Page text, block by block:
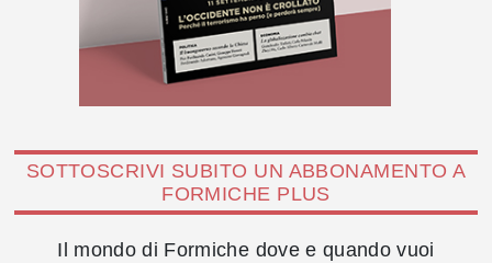
SOTTOSCRIVI SUBITO UN ABBONAMENTO A
FORMICHE PLUS
Il mondo di Formiche dove e quando vuoi